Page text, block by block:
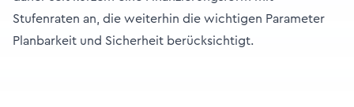
Stufenraten an, die weiterhin die wichtigen Parameter
Planbarkeit und Sicherheit berücksichtigt.